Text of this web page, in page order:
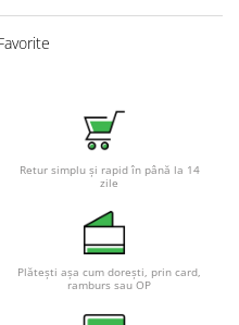
Retur simplu și rapid în până la 14
zile
Plătești așa cum dorești, prin card,
ramburs sau OP